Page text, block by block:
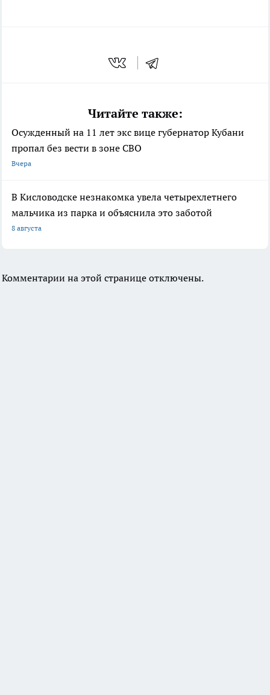
Читайте также:
Осужденный на 11 лет экс вице губернатор Кубани
пропал без вести в зоне СВО
Вчера
В Кисловодске незнакомка увела четырехлетнего
мальчика из парка и объяснила это заботой
8 августа
Комментарии на этой странице отключены.